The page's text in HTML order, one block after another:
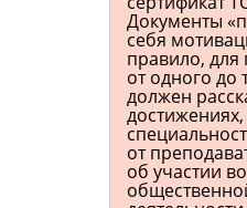
Документы
себя
правило, для
от одного до
должен
от
об участии